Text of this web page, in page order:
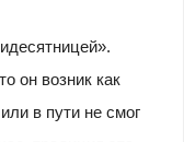
он возник как
в пути не смог